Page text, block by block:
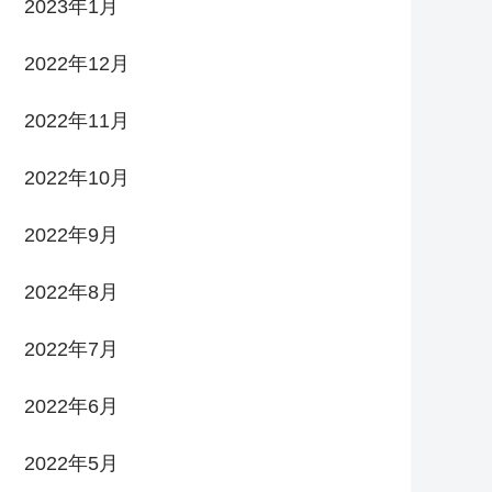
2023年1月
2022年12月
2022年11月
2022年10月
2022年9月
2022年8月
2022年7月
2022年6月
2022年5月